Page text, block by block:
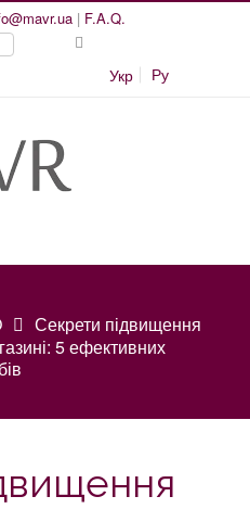
| F.A.Q.
Укр Ру
Секрети підвищення
5 ефективних